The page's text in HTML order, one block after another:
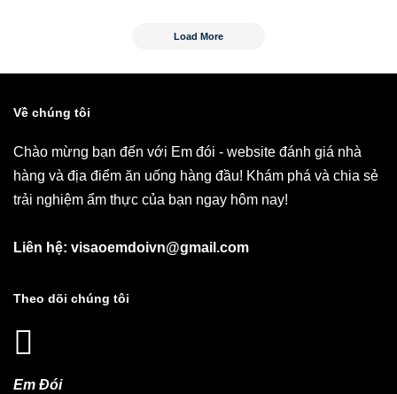
Load More
Về chúng tôi
Chào mừng bạn đến với Em đói - website đánh giá nhà
hàng và địa điểm ăn uống hàng đầu! Khám phá và chia sẻ
trải nghiệm ẩm thực của bạn ngay hôm nay!
Liên hệ: visaoemdoivn@gmail.com
Theo dõi chúng tôi
Em Đói